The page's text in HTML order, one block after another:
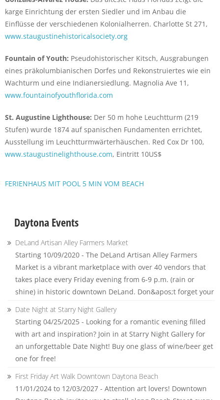
karge Einrichtung der ersten Siedler und im Anbau die
Einflüsse der verschiedenen Kolonialherren. Charlotte St 271,
www.staugustinehistoricalsociety.org
Fountain of Youth: Pseudohistorischer Kitsch, Ausgrabungen
eines präkolumbianischen Dorfes und Rekonstruiertes wie ein
Wachturm und eine Indianersiedlung. Magnolia Ave 11,
www.fountainofyouthflorida.com
St. Augustine Lighthouse: Der 50 m hohe Leuchtturm (219
Stufen) wurde 1874 auf spanischen Fundamenten errichtet,
Ausstellung im Leuchtturmwärterhäuschen. Red Cox Dr 100,
www.staugustinelighthouse.com, Eintritt 10US$
FERIENHAUS MIT POOL 5 MIN VOM BEACH
Daytona Events
DeLand Artisan Alley Farmers Market
Starting 10/09/2020 - The DeLand Artisan Alley Farmers
Market is a vibrant marketplace with over 40 vendors that
takes place every Friday evening from 6-9 p.m. (rain or
shine) in historic downtown DeLand. Don&apos;t forget your
Date Night at Starry Night Gallery
Starting 04/25/2025 - Looking for a romantic evening filled
with art and inspiration? Join in at Starry Night Gallery for
an unforgettable Date Night! Buy one glass of wine/beer get
one for free!
First Friday Art Walk Downtown Daytona Beach
11/01/2024 to 12/03/2027 - Attention art lovers! Downtown